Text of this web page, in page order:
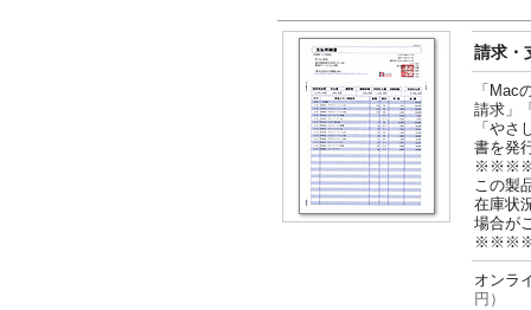
請求・
「Mac
請求」
「や
書を発
この製
在庫状
場合が
オン
円）